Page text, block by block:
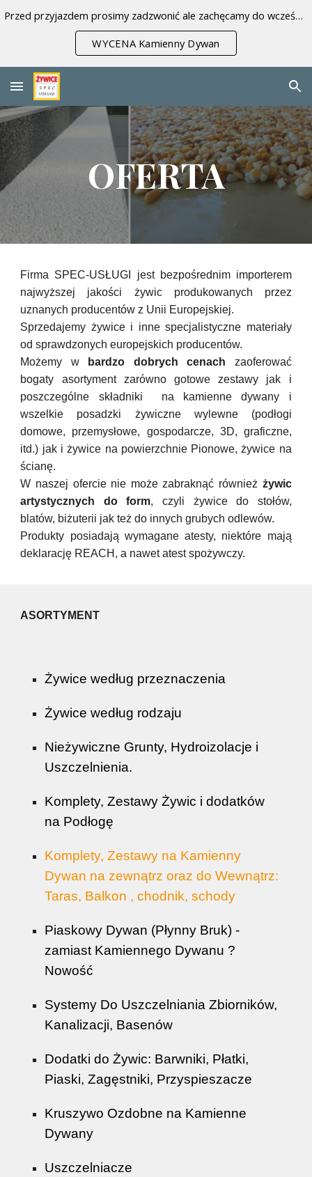
Skip to main content Skip to navigation
Przed przyjazdem prosimy zadzwonić ale zachęcamy do wcześniejszej wyceny.
WYCENA Kamienny Dywan
OFERTA
Firma SPEC-USŁUGI jest bezpośrednim importerem
najwyższej jakości żywic produkowanych przez
uznanych producentów z Unii Europejskiej.
Sprzedajemy żywice i inne specjalistyczne materiały
od sprawdzonych europejskich producentów.
Możemy w
bardzo dobrych cenach zaoferować
bogaty asortyment zarówno gotowe zestawy jak i
poszczególne składniki na kamienne dywany i
wszelkie posadzki żywiczne wylewne (podłogi
domowe, przemysłowe, gospodarcze, 3D, graficzne,
itd.) jak i żywice na powierzchnie Pionowe, żywice na
ścianę.
W naszej ofercie nie może zabraknąć również żywic
artystycznych do form, czyli żywicedo stołów,
blatów, biżuterii jak też do innych grubych odlewów.
Produkty posiadają wymagane atesty, niektóre mają
deklarację REACH, a nawet atest spożywczy.
ASORTYMENT
Żywice według przeznaczenia
Żywice według rodzaju
Nieżywiczne Grunty, Hydroizolacje i
Uszczelnienia.
Komplety, Zestawy Żywic i dodatków
na Podłogę
Komplety, Zestawy na Kamienny
Dywan na zewnątrz oraz do Wewnątrz:
Taras, Balkon , chodnik, schody
Piaskowy Dywan (Płynny Bruk) -
zamiast Kamiennego Dywanu ?
Nowość
Systemy Do Uszczelniania Zbiorników,
Kanalizacji, Basenów
Dodatki do Żywic: Barwniki, Płatki,
Piaski, Zagęstniki, Przyspieszacze
Kruszywo Ozdobne na Kamienne
Dywany
Uszczelniacze